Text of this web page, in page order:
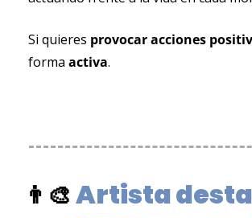
Si quieres provocar acciones
forma activa.
👨‍🎨 Artista